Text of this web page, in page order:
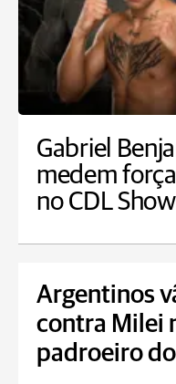
Gabriel
medem
no CDL Show
Argentinos
contra Milei
padroeiro